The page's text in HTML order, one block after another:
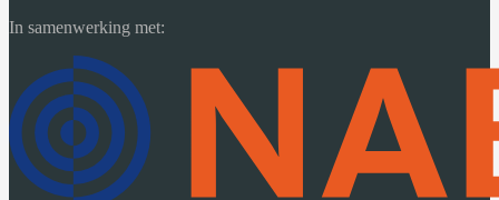
In samenwerking met: